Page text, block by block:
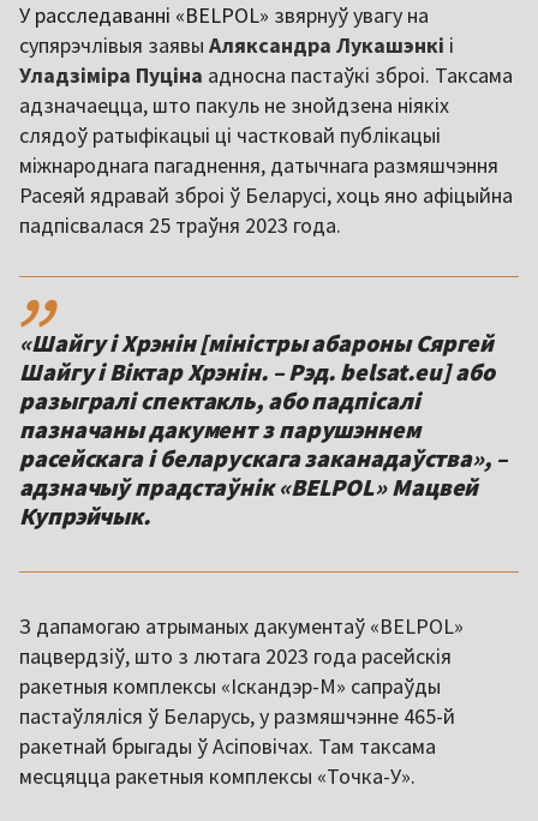
У расследаванні «BELPOL» звярнуў увагу на
супярэчлівыя заявы Аляксандра Лукашэнкі і
Уладзіміра Пуціна адносна пастаўкі зброі. Таксама
адзначаецца, што пакуль не знойдзена ніякіх
слядоў ратыфікацыі ці частковай публікацыі
міжнароднага пагаднення, датычнага размяшчэння
Расеяй ядравай зброі ў Беларусі, хоць яно афіцыйна
падпісвалася 25 траўня 2023 года.
,,
«Шайгу і Хрэнін [міністры абароны Сяргей
Шайгу і Віктар Хрэнін. – Рэд. belsat.eu] або
разыгралі спектакль, або падпісалі
пазначаны дакумент з парушэннем
расейскага і беларускага заканадаўства», –
адзначыў прадстаўнік «BELPOL» Мацвей
Купрэйчык.
З дапамогаю атрыманых дакументаў «BELPOL»
пацвердзіў, што з лютага 2023 года расейскія
ракетныя комплексы «Іскандэр-М» сапраўды
пастаўляліся ў Беларусь, у размяшчэнне 465-й
ракетнай брыгады ў Асіповічах. Там таксама
месцяцца ракетныя комплексы «Точка-У».